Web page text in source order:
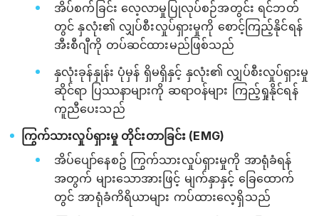
အိပ်စက်ခြင်း လေ့လာမှုပြုလုပ်စဉ်အတွင်း ရင်ဘတ်
တွင် နှလုံး၏ လျှပ်စီးလှုပ်ရှားမှုကို စောင့်ကြည့်နိုင်ရန်
အီးစီဂျီကို တပ်ဆင်ထားမည်ဖြစ်သည်
နှလုံးခုန်နှုန်း ပုံမှန် ရှိမရှိနှင့် နှလုံး၏ လျှပ်စီးလှုပ်ရှားမှု
ဆိုင်ရာ ပြဿနာများကို ဆရာဝန်များ ကြည့်ရှုနိုင်ရန်
ကူညီပေးသည်
ကြွက်သားလှုပ်ရှားမှု တိုင်းတာခြင်း (EMG)
အိပ်ပျော်နေစဥ် ကြွက်သားလှုပ်ရှားမှုကို အာရုံခံရန်
အတွက် များသောအားဖြင့် မျက်နှာနှင့် ခြေထောက်
တွင် အာရုံခံကိရိယာများ ကပ်ထားလေ့ရှိသည်